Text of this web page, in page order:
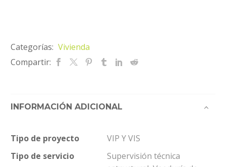
Categorías: Vivienda
Compartir:
INFORMACIÓN ADICIONAL
Tipo de proyecto
VIP Y VIS
Tipo de servicio
Supervisión técnica